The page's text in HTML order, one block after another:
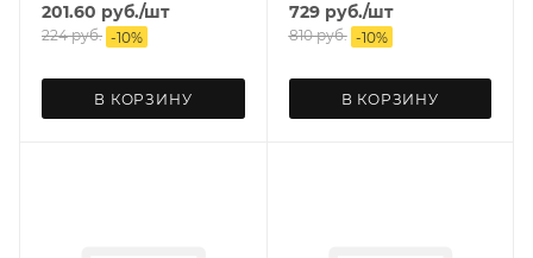
201.60 руб./шт
224руб. -10%
В КОРЗИНУ
729руб./шт
810руб. -10%
В КОРЗИНУ